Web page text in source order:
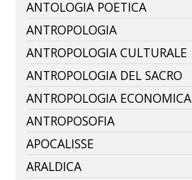
ANTOLOGIA POETICA
ANTROPOLOGIA
ANTROPOLOGIA CULTURALE
ANTROPOLOGIA DEL SACRO
ANTROPOLOGIA ECONOMICA
ANTROPOSOFIA
APOCALISSE
ARALDICA